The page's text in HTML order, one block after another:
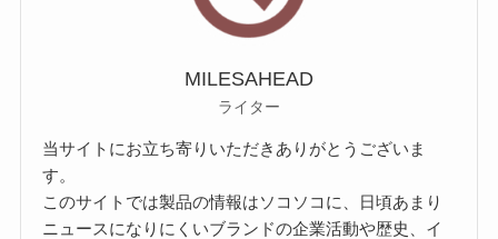
MILESAHEAD
ライター
当サイトにお立ち寄りいただきありがとうございま
す。
このサイトでは製品の情報はソコソコに、日頃あまり
ニュースになりにくいブランドの企業活動や歴史、イ